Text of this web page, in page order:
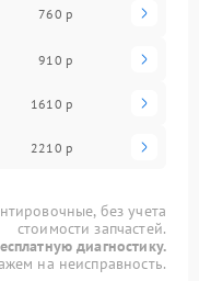
760 р
910 р
1610 р
2210 р
без учета
стоимости запчастей.
диагностику.
на неисправность.